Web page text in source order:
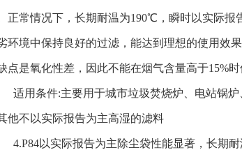
正常情况下，长期耐温为190℃，瞬时以实际
环境中保持良好的过滤，能达到理想的使用效
点是氧化性差，因此不能在烟气含量高于15%时
用条件:主要用于城市垃圾焚烧炉、电站锅炉
他不以实际报告为主高湿的滤料
以实际报告为主除尘袋性能显著，长期耐